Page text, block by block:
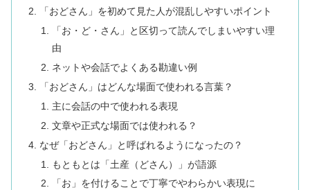
「おどさん」を初めて見た人が混乱しやすいポイント
「お・ど・さん」と区切って読んでしまいやすい理
由
ネットや会話でよくある勘違い例
「おどさん」はどんな場面で使われる言葉？
主に会話の中で使われる表現
文章や正式な場面では使われる？
なぜ「おどさん」と呼ばれるようになったの？
もともとは「土産（どさん）」が語源
「お」を付けることで丁寧でやわらかい表現に